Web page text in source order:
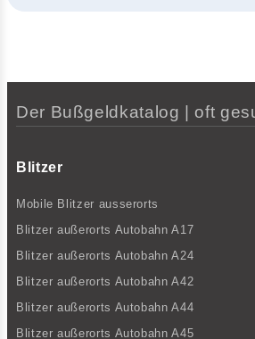
Der Bußgeldkatalog | oft
Blitzer
Mobile Blitzer ausserorts
Blitzer außerorts Autobahn A17
Blitzer außerorts Autobahn A24
Blitzer außerorts Autobahn A42
Blitzer außerorts Autobahn A44
Blitzer außerorts Autobahn A45